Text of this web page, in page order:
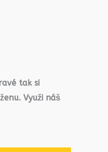
tak si
Využi náš